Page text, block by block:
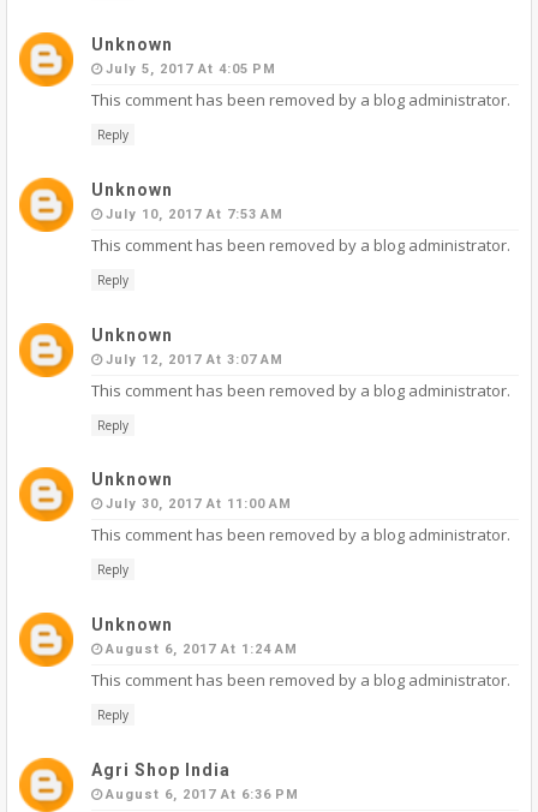
Unknown
July 5, 2017 At 4:05 PM
This comment has been removed by a blog administrator.
Reply
Unknown
July 10, 2017 At 7:53 AM
This comment has been removed by a blog administrator.
Reply
Unknown
July 12, 2017 At 3:07 AM
This comment has been removed by a blog administrator.
Reply
Unknown
July 30, 2017 At 11:00 AM
This comment has been removed by a blog administrator.
Reply
Unknown
August 6, 2017 At 1:24 AM
This comment has been removed by a blog administrator.
Reply
Agri Shop India
August 6, 2017 At 6:36 PM